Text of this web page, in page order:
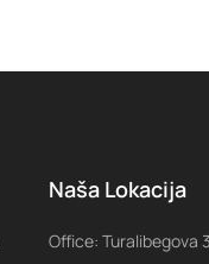
Naša Lokacija
Office: Turalibegova